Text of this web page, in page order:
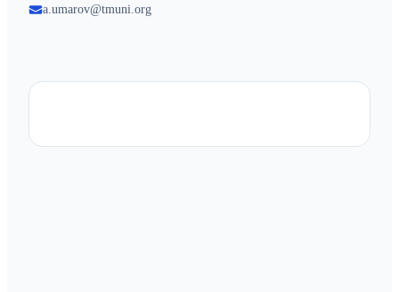
a.umarov@tmuni.org